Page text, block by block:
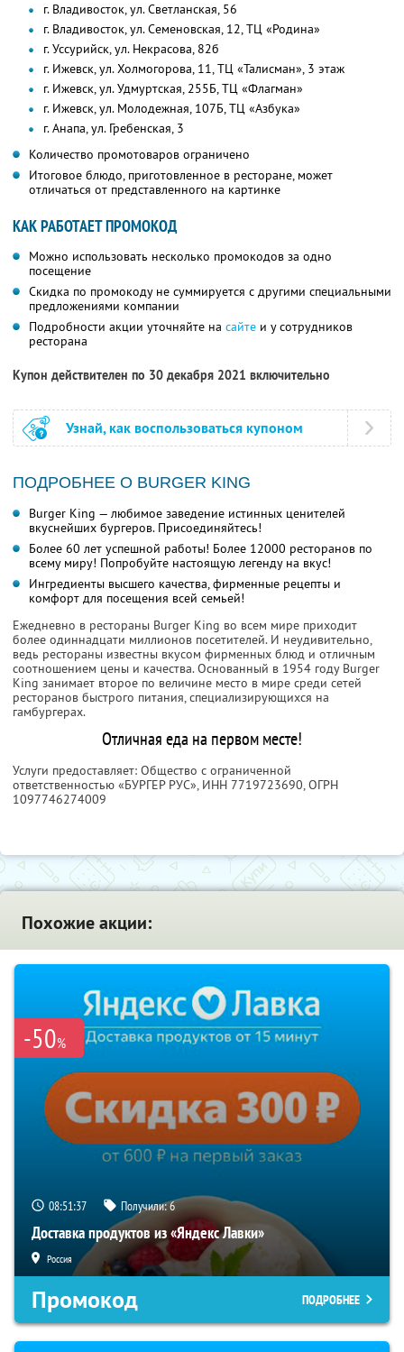
г. Владивосток, ул. Светланская, 56
г. Владивосток, ул. Семеновская, 12, ТЦ «Родина»
г. Уссурийск, ул. Некрасова, 82б
г. Ижевск, ул. Холмогорова, 11, ТЦ «Талисман», 3 этаж
г. Ижевск, ул. Удмуртская, 255Б, ТЦ «Флагман»
г. Ижевск, ул. Молодежная, 107Б, ТЦ «Азбука»
г. Анапа, ул. Гребенская, 3
Количество промотоваров ограничено
Итоговое блюдо, приготовленное в ресторане, может
отличаться от представленного на картинке
КАК РАБОТАЕТ ПРОМОКОД
Можно использовать несколько промокодов за одно
посещение
Скидка по промокоду не суммируется с другими специальными
предложениями компании
Подробности акции уточняйте на сайте и у сотрудников
ресторана
Купон действителен по 30 декабря 2021 включительно
Узнай, как воспользоваться купоном
ПОДРОБНЕЕ О BURGER KING
Burger King — любимое заведение истинных ценителей
вкуснейших бургеров. Присоединяйтесь!
Более 60 лет успешной работы! Более 12000 ресторанов по
всему миру! Попробуйте настоящую легенду на вкус!
Ингредиенты высшего качества, фирменные рецепты и
комфорт для посещения всей семьей!
Ежедневно в рестораны Burger King во всем мире приходит
более одиннадцати миллионов посетителей. И неудивительно,
ведь рестораны известны вкусом фирменных блюд и отличным
соотношением цены и качества. Основанный в 1954 году Burger
King занимает второе по величине место в мире среди сетей
ресторанов быстрого питания, специализирующихся на
гамбургерах.
Отличная еда на первом месте!
Услуги предоставляет: Общество с ограниченной
ответственностью «БУРГЕР РУС», ИНН 7719723690, ОГРН
1097746274009
Похожие акции:
-50%
08:51:36 Получили:6
Доставка продуктов из «Яндекс Лавки»
Россия
Промокод ПОДРОБНЕЕ